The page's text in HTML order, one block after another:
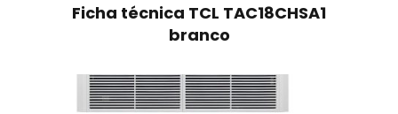
Ficha técnica TCL TAC18CHSA1
branco